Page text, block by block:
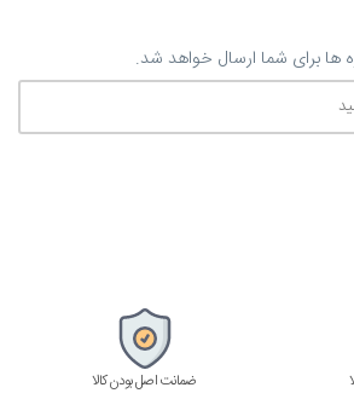
ها برای شما ارسال خواهد شد.
ضمانت اصل بودن کالا